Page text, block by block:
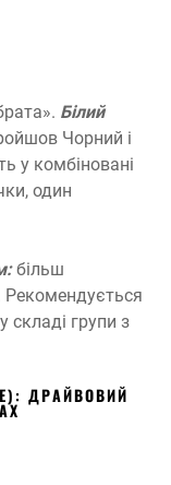
Білий
Чорний і
у комбіновані
один
більш
Рекомендується
складі групи з
ДРАЙВОВИЙ